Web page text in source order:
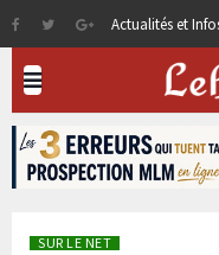
Actualités et
SUR LE NET